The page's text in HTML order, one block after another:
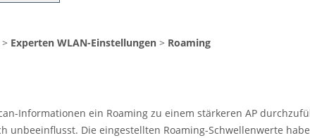
> Experten WLAN-Einstellungen > Roaming
Informationen ein Roaming zu einem stärkeren AP
unbeeinflusst. Die eingestellten Roaming-Schwellenwerte